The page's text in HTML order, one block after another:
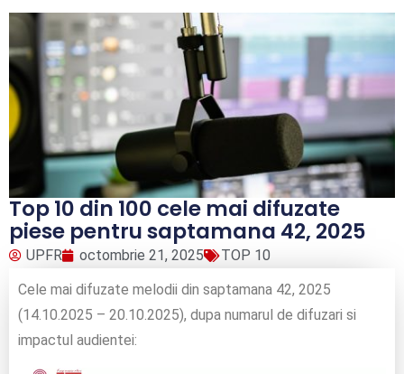
Top 10 din 100 cele mai difuzate
piese pentru saptamana 42, 2025
UPFR octombrie 21, 2025
TOP 10
Cele mai difuzate melodii din saptamana 42, 2025
(14.10.2025 – 20.10.2025), dupa numarul de difuzari si
impactul audientei: